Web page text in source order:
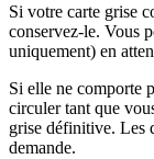
Si votre carte grise
conservez-le. Vous
uniquement) en
Si elle ne comporte
circuler tant que
grise définitive. Les
demande.